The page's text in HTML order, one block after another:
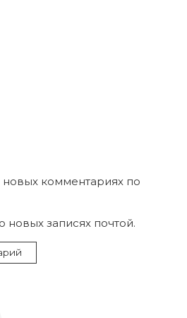
комментариях по
новых записях почтой.